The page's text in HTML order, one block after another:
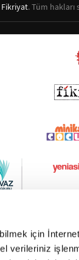
için
verileriniz
Fikriyat. Tüm hakları